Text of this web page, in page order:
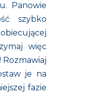
Panowie
szybko
więc
! Rozmawiaj
je na
fazie